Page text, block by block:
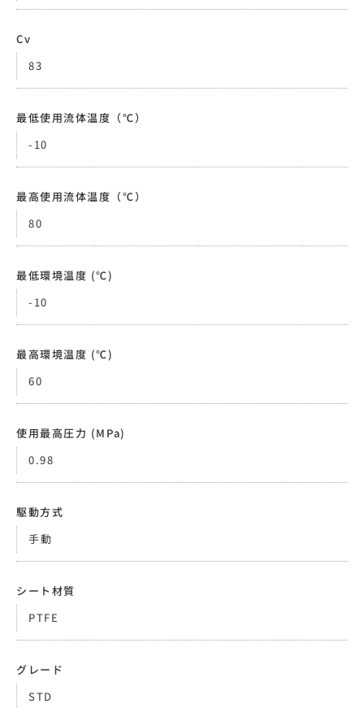
Cv
83
最低使用流体温度（℃）
-10
最高使用流体温度（℃）
80
最低環境温度 (℃)
-10
最高環境温度 (℃)
60
使用最高圧力 (MPa)
0.98
駆動方式
手動
シート材質
PTFE
グレード
STD